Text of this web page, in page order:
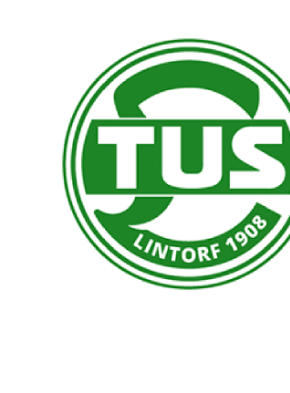
08 Lintorf
News
Termine
Über
Das sind